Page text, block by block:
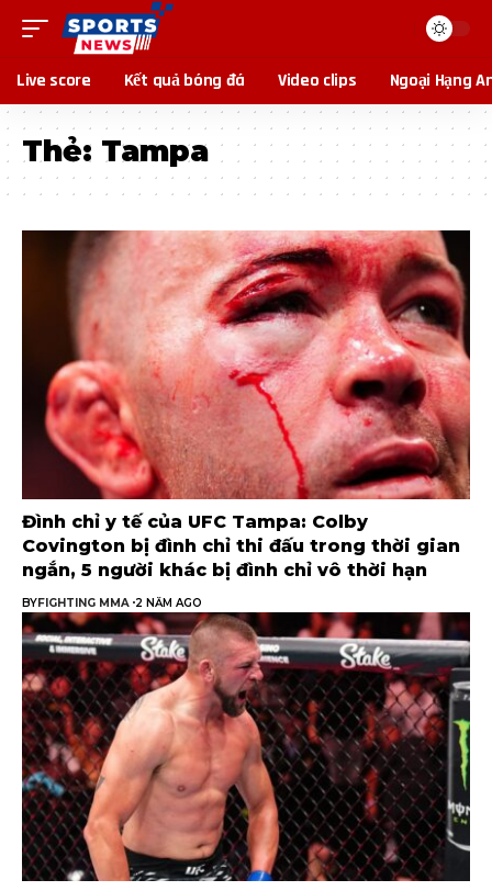
Live score Kết quả bóng đá Video clips Ngoại Hạng
Thẻ: Tampa
Đình chỉ y tế của UFC Tampa: Colby
Covington bị đình chỉ thi đấu trong thời gian
ngắn, 5 người khác bị đình chỉ vô thời hạn
BYFIGHTING MMA 2 NĂM AGO